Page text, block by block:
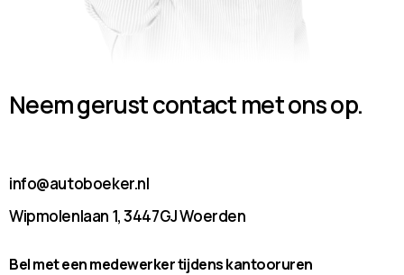
Neem gerust contact met ons op.
info@autoboeker.nl
Wipmolenlaan 1, 3447GJ Woerden
Bel met een medewerker tijdens kantooruren